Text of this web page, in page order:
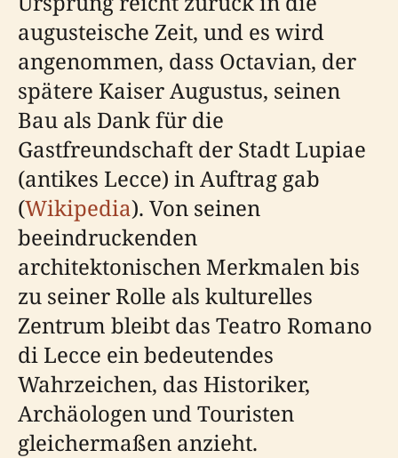
augusteische Zeit, und es wird
angenommen, dass Octavian, der
spätere Kaiser Augustus, seinen
Bau als Dank für die
Gastfreundschaft der Stadt Lupiae
(antikes Lecce) in Auftrag gab
(Wikipedia). Von seinen
beeindruckenden
architektonischen Merkmalen bis
zu seiner Rolle als kulturelles
Zentrum bleibt das Teatro Romano
di Lecce ein bedeutendes
Wahrzeichen, das Historiker,
Archäologen und Touristen
gleichermaßen anzieht.